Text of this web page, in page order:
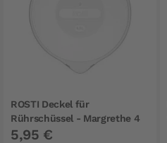
ROSTI Deckel für
Rührschüssel - Margrethe 4
Liter
5,95 €